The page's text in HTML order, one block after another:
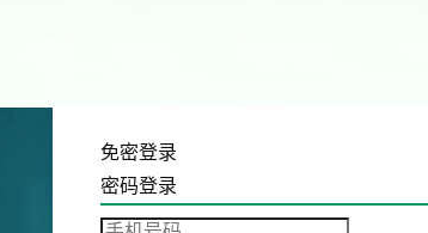
免密登录
密码登录